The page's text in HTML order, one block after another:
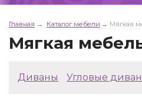
Главная Каталог мебели Мягкая
Мягкая
Диваны Угловые